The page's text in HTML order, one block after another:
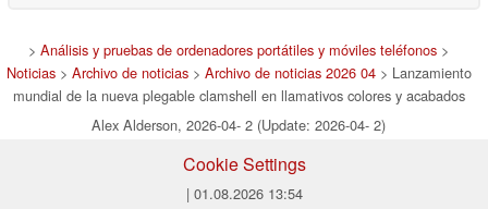
> Análisis y pruebas de ordenadores portátiles y móviles teléfonos >
Noticias> Archivo de noticias> Archivo de noticias 2026 04> Lanzamiento
mundial de la nueva plegable clamshell en llamativos colores y acabados
Alex Alderson, 2026-04- 2 (Update: 2026-04- 2)
Cookie Settings
| 01.08.2026 13:54